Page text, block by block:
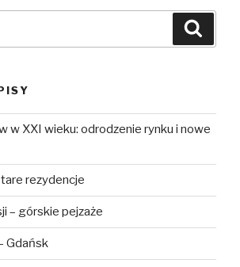
w XXI wieku: odrodzenie rynku i nowe
rezydencje
– górskie pejzaże
Gdańsk